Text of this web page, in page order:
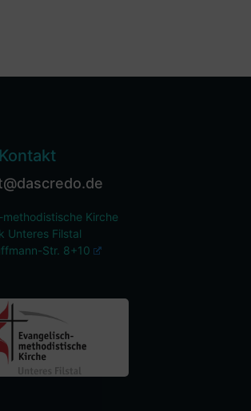
Kontakt
Kirche
Unteres Filstal
Str. 8+10